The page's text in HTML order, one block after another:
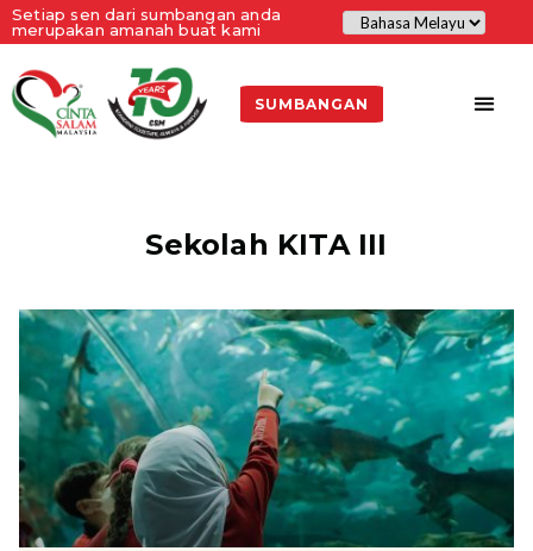
Setiap sen dari sumbangan anda
merupakan amanah buat kami
SUMBANGAN
Sekolah KITA III